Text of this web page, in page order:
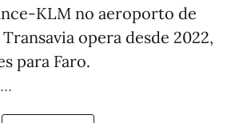
KLM no aeroporto de
opera desde 2022,
para Faro.